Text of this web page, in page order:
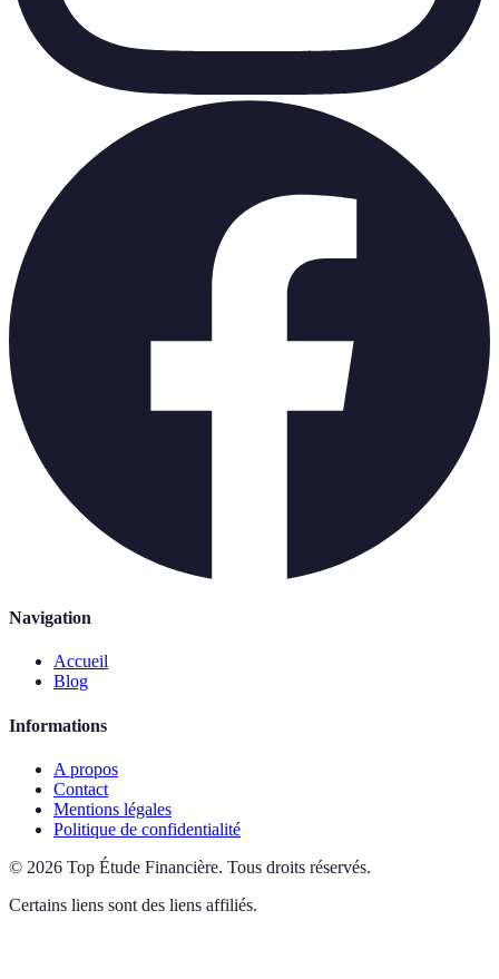
Navigation
Accueil
Blog
Informations
A propos
Contact
Mentions légales
Politique de confidentialité
© 2026 Top Étude Financière. Tous droits réservés.
Certains liens sont des liens affiliés.